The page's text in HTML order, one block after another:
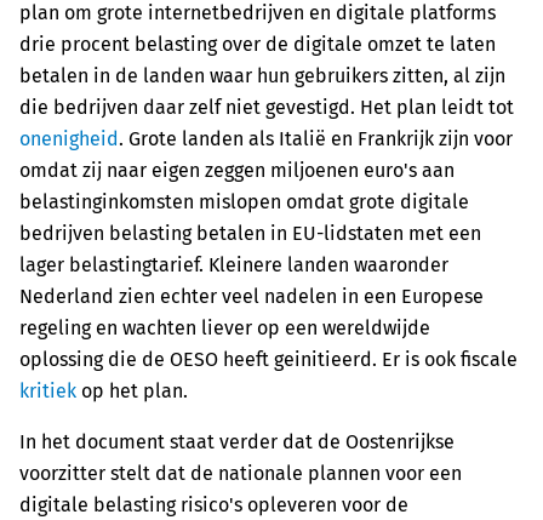
plan om grote internetbedrijven en digitale platforms
drie procent belasting over de digitale omzet te laten
betalen in de landen waar hun gebruikers zitten, al zijn
die bedrijven daar zelf niet gevestigd. Het plan leidt tot
onenigheid. Grote landen als Italië en Frankrijk zijn voor
omdat zij naar eigen zeggen miljoenen euro's aan
belastinginkomsten mislopen omdat grote digitale
bedrijven belasting betalen in EU-lidstaten met een
lager belastingtarief. Kleinere landen waaronder
Nederland zien echter veel nadelen in een Europese
regeling en wachten liever op een wereldwijde
oplossing die de OESO heeft geinitieerd. Er is ook fiscale
kritiek op het plan.
In het document staat verder dat de Oostenrijkse
voorzitter stelt dat de nationale plannen voor een
digitale belasting risico's opleveren voor de